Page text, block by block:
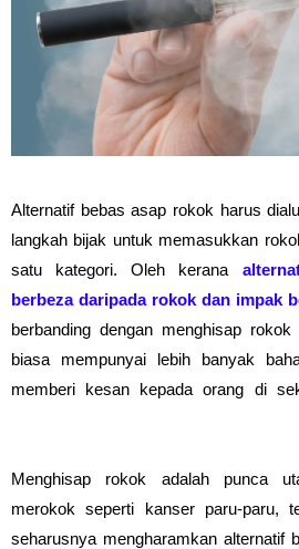
Alternatif bebas asap rokok harus
langkah bijak untuk memasukkan
satu kategori. Oleh kerana
berbeza daripada rokok dan impak
berbanding dengan menghisap
biasa mempunyai lebih banyak
memberi kesan kepada orang di
Menghisap rokok adalah punca
merokok seperti kanser paru-paru,
seharusnya mengharamkan alternatif